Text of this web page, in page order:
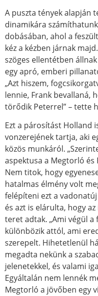
A puszta tények alapján
dinamikára
dobásában, ahol a
kéz a kézben járnak
szöges ellentétben
egy apró, emberi
„Azt hiszem,
lennie, Frank bevallaná,
törődik Peterrel” – tette
Ezt a párosítást Holland
vonzerejének tartja, aki
közös munkáról.
aspektusa a Megtorló
Nem titok, hogy
hatalmas élmény volt
felépíteni ezt a
és azt is elárulta, hogy
teret adtak. „Ami végül
különbözik attól, ami
szerepelt. Hihetetlenül
megadta nekünk a
jelenetekkel, és valami
Egyáltalán nem lennék
Megtorló a jövőben egy